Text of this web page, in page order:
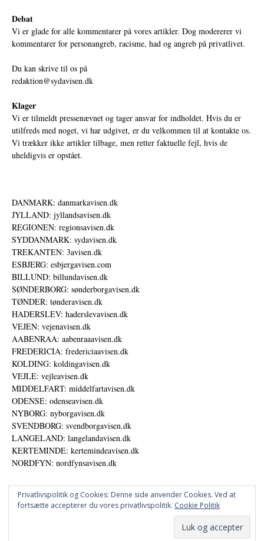
Debat
Vi er glade for alle kommentarer på vores artikler. Dog modererer vi
kommentarer for personangreb, racisme, had og angreb på privatlivet.
Du kan skrive til os på
redaktion@sydavisen.dk
Klager
Vi er tilmeldt pressenævnet og tager ansvar for indholdet. Hvis du er
utilfreds med noget, vi har udgivet, er du velkommen til at kontakte os.
Vi trækker ikke artikler tilbage, men retter faktuelle fejl, hvis de
uheldigvis er opstået.
DANMARK: danmarkavisen.dk
JYLLAND: jyllandsavisen.dk
REGIONEN: regionsavisen.dk
SYDDANMARK: sydavisen.dk
TREKANTEN: 3avisen.dk
ESBJERG: esbjergavisen.com
BILLUND: billundavisen.dk
SØNDERBORG: sønderborgavisen.dk
TØNDER: tønderavisen.dk
HADERSLEV: haderslevavisen.dk
VEJEN: vejenavisen.dk
AABENRAA: aabenraaavisen.dk
FREDERICIA: fredericiaavisen.dk
KOLDING: koldingavisen.dk
VEJLE: vejleavisen.dk
MIDDELFART: middelfartavisen.dk
ODENSE: odenseavisen.dk
NYBORG: nyborgavisen.dk
SVENDBORG: svendborgavisen.dk
LANGELAND: langelandavisen.dk
KERTEMINDE: kertemindeavisen.dk
NORDFYN: nordfynsavisen.dk
© DANSKE DIGITALE MEDIER A/S - NYHEDER, ANALYSER OG PERSPEKTIVER
Privatlivspolitik og Cookies: Denne side anvender Cookies. Ved at
fortsætte accepterer du vores privatlivspolitik. Cookie Politik